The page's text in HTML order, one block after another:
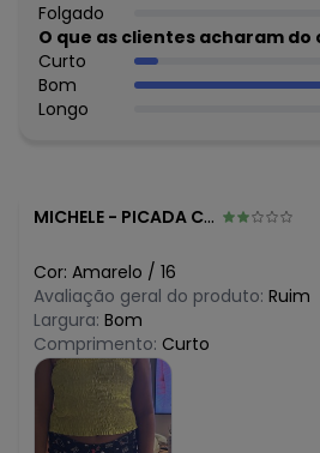
julho/2026
junho/2026
maio/2026
abril/2026
março/2026
Folgado
O que as clientes acharam
Curto
Bom
Longo
MICHELE - PICADA CAFE - RS
Cor: Amarelo / 16
Avaliação geral do produto: Ruim
Largura: Bom
Comprimento: Curto